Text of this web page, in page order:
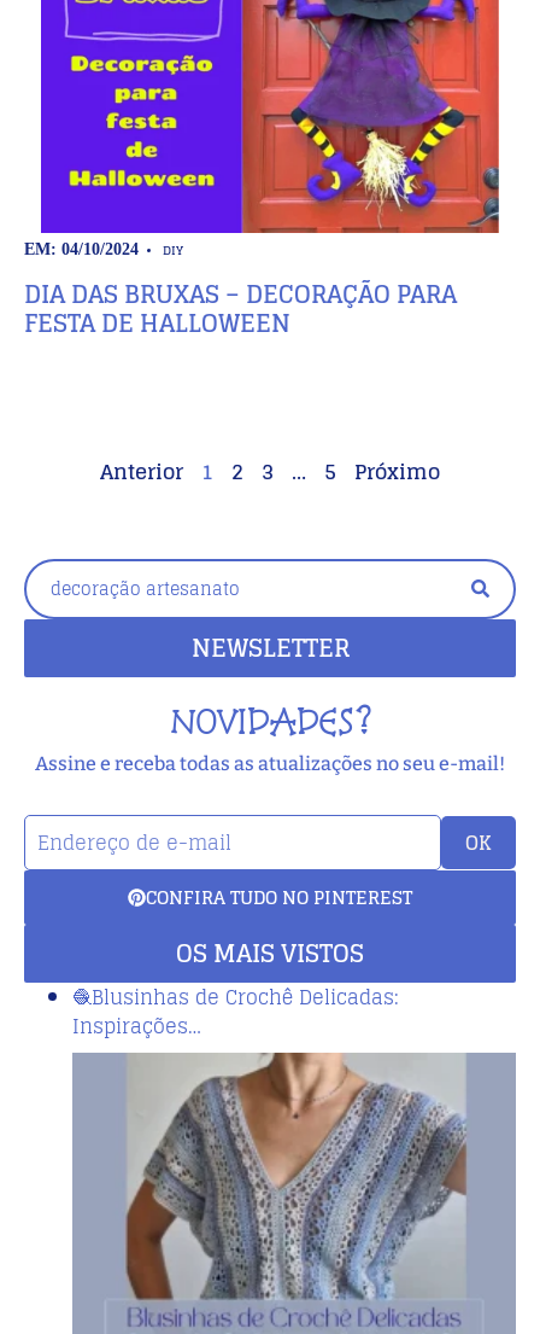
EM: 04/10/2024 DIY
DIA DAS BRUXAS – DECORAÇÃO PARA
FESTA DE HALLOWEEN
Anterior 1 2 3 … 5 Próximo
NEWSLETTER
NOVIDADES?
Assine e receba todas as atualizações no seu e-mail!
OK
CONFIRA TUDO NO PINTEREST
OS MAIS VISTOS
🧶Blusinhas de Crochê Delicadas:
Inspirações…